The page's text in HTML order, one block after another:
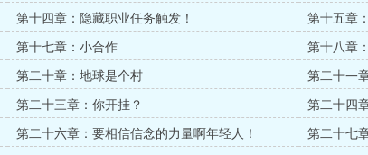
第十四章：隐藏职业任务触发！ 第十五章
第十七章：小合作 第十八章
第二十章：地球是个村 第二十一
第二十三章：你开挂？ 第二十四
第二十六章：要相信信念的力量啊年轻人！ 第二十七